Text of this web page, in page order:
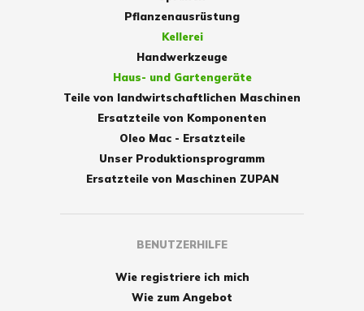
Pflanzenausrüstung
Kellerei
Handwerkzeuge
Haus- und Gartengeräte
Teile von landwirtschaftlichen Maschinen
Ersatzteile von Komponenten
Oleo Mac - Ersatzteile
Unser Produktionsprogramm
Ersatzteile von Maschinen ZUPAN
BENUTZERHILFE
Wie registriere ich mich
Wie zum Angebot